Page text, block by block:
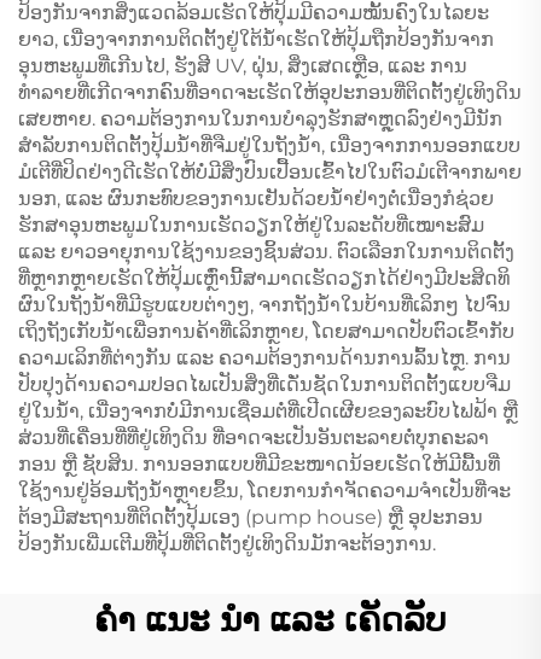
ປ້ອງກັນຈາກສິ່ງແວດລ້ອມເຮັດໃຫ້ປຸ້ມມີຄວາມໝັ້ນຄົງໃນໄລຍະ
ຍາວ, ເນື່ອງຈາກການຕິດຕັ້ງຢູ່ໃຕ້ນ້ຳເຮັດໃຫ້ປຸ້ມຖືກປ້ອງກັນຈາກ
ອຸນຫະພູມທີ່ເກີນໄປ, ຮັງສີ UV, ຝຸ່ນ, ສິ່ງເສດເຫຼືອ, ແລະ ການ
ທຳລາຍທີ່ເກີດຈາກຄົນທີ່ອາດຈະເຮັດໃຫ້ອຸປະກອນທີ່ຕິດຕັ້ງຢູ່ເທິງດິນ
ເສຍຫາຍ. ຄວາມຕ້ອງການໃນການບໍາລຸງຮັກສາຫຼຸດລົງຢ່າງມີນັກ
ສຳລັບການຕິດຕັ້ງປຸ້ມນ້ຳທີ່ຈືມຢູ່ໃນຖັງນ້ຳ, ເນື່ອງຈາກການອອກແບບ
ມໍເຕີທີ່ປິດຢ່າງດີເຮັດໃຫ້ບໍ່ມີສິ່ງປົນເປື້ອນເຂົ້າໄປໃນຕົວມໍເຕີຈາກພາຍ
ນອກ, ແລະ ຜົນກະທົບຂອງການເຢັນດ້ວຍນ້ຳຢ່າງຕໍ່ເນື່ອງກໍຊ່ວຍ
ຮັກສາອຸນຫະພູມໃນການເຮັດວຽກໃຫ້ຢູ່ໃນລະດັບທີ່ເໝາະສົມ
ແລະ ຍາວອາຍຸການໃຊ້ງານຂອງຊິ້ນສ່ວນ. ຕົວເລືອກໃນການຕິດຕັ້ງ
ທີ່ຫຼາກຫຼາຍເຮັດໃຫ້ປຸ້ມເຫຼົ່ານີ້ສາມາດເຮັດວຽກໄດ້ຢ່າງມີປະສິດທິ
ຜົນໃນຖັງນ້ຳທີ່ມີຮູບແບບຕ່າງໆ, ຈາກຖັງນ້ຳໃນບ້ານທີ່ເລິກໆ ໄປຈົນ
ເຖິງຖັງເກັບນ້ຳເພື່ອການຄ້າທີ່ເລິກຫຼາຍ, ໂດຍສາມາດປັບຕົວເຂົ້າກັບ
ຄວາມເລິກທີ່ຕ່າງກັນ ແລະ ຄວາມຕ້ອງການດ້ານການລົ້ນໄຫຼ. ການ
ປັບປຸງດ້ານຄວາມປອດໄພເປັນສິ່ງທີ່ເດັ່ນຊັດໃນການຕິດຕັ້ງແບບຈືມ
ຢູ່ໃນນ້ຳ, ເນື່ອງຈາກບໍ່ມີການເຊື່ອມຕໍ່ທີ່ເປີດເຜີຍຂອງລະບົບໄຟຟ້າ ຫຼື
ສ່ວນທີ່ເຄື່ອນທີ່ທີ່ຢູ່ເທິງດິນ ທີ່ອາດຈະເປັນອັນຕະລາຍຕໍ່ບຸກຄະລາ
ກອນ ຫຼື ຊັບສິນ. ການອອກແບບທີ່ມີຂະໜາດນ້ອຍເຮັດໃຫ້ມີພື້ນທີ່
ໃຊ້ງານຢູ່ອ້ອມຖັງນ້ຳຫຼາຍຂຶ້ນ, ໂດຍການກຳຈັດຄວາມຈຳເປັນທີ່ຈະ
ຕ້ອງມີສະຖານທີ່ຕິດຕັ້ງປຸ້ມເອງ (pump house) ຫຼື ອຸປະກອນ
ປ້ອງກັນເພີ່ມເຕີມທີ່ປຸ້ມທີ່ຕິດຕັ້ງຢູ່ເທິງດິນມັກຈະຕ້ອງການ.
ຄໍາ ແນະ ນໍາ ແລະ ເຄັດລັບ